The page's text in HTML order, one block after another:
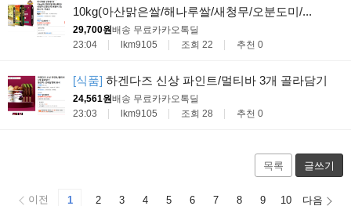
10kg(아산맑은쌀/해나루쌀/새청무/오분도미/...
29,700원배송 무료카카오톡딜
23:04
lkm9105 조회 22 추천 0
[식품] 하겐다즈 신상 파인트/멀티바 3개 골라담기
24,561원배송 무료카카오톡딜
23:03
lkm9105 조회 28 추천 0
목록 글쓰기
이전 1 2 3 4 5 6 7 8 9 10 다음